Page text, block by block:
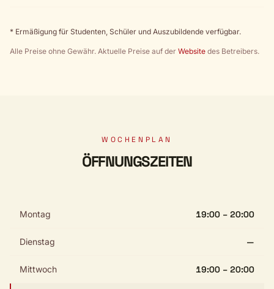
* Ermäßigung für Studenten, Schüler und Auszubildende verfügbar.
Alle Preise ohne Gewähr. Aktuelle Preise auf der Website des Betreibers.
WOCHENPLAN
ÖFFNUNGSZEITEN
Montag 19:00 – 20:00
Dienstag —
Mittwoch 19:00 – 20:00